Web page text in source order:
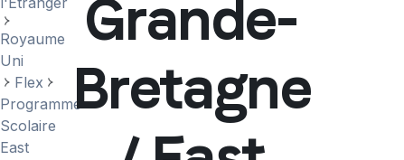
Royaume
Uni
Flex
Programme
Scolaire
East
Grande-
Bretagne